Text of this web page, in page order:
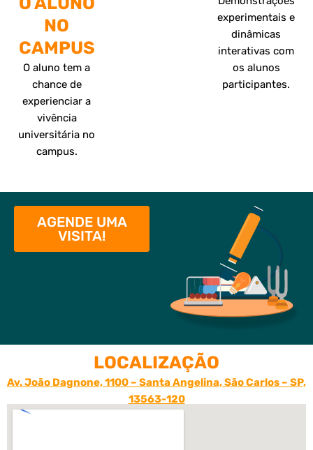
NO
CAMPUS
O aluno tem a
chance de
experienciar a
vivência
universitária no
campus.
experimentais e
dinâmicas
interativas com
os alunos
participantes.
AGENDE UMA
VISITA!
LOCALIZAÇÃO
Av. João Dagnone, 1100 – Santa Angelina, São Carlos – SP,
13563-120